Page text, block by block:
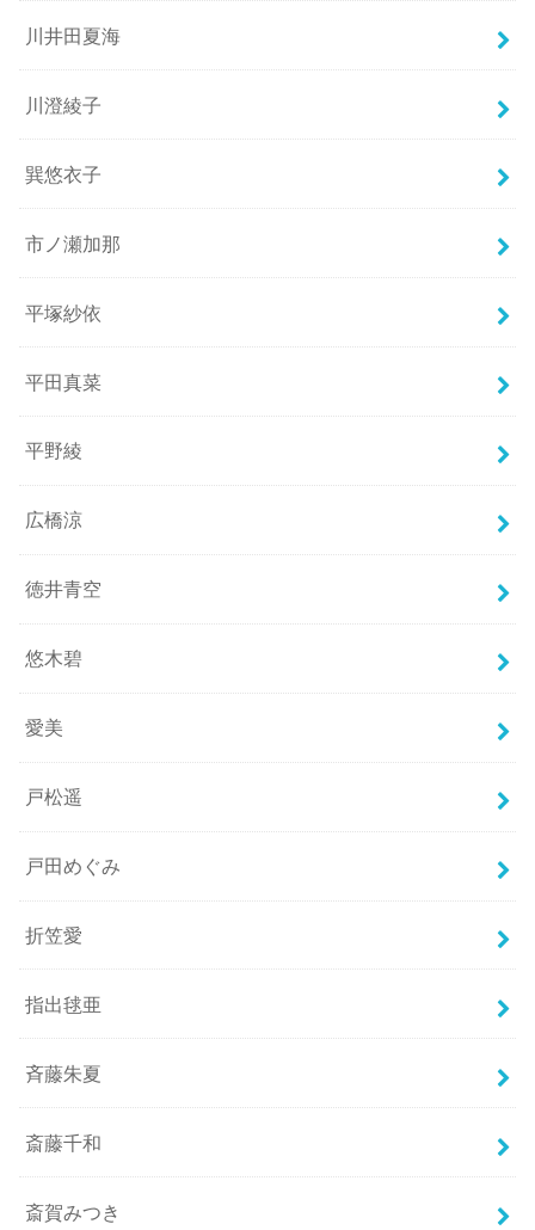
川井田夏海
川澄綾子
巽悠衣子
市ノ瀬加那
平塚紗依
平田真菜
平野綾
広橋涼
徳井青空
悠木碧
愛美
戸松遥
戸田めぐみ
折笠愛
指出毬亜
斉藤朱夏
斎藤千和
斎賀みつき